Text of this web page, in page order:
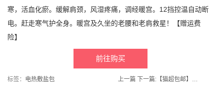
寒，活血化瘀。缓解肩颈，风湿疼痛，调经暖宫。12挡控温自动断
电。赶走寒气护全身。暖宫及久坐的老腰和老肩救星！【赠运费
险】
前往购买
标签： 电热敷盐包 上一篇 下一篇: 【猫超包邮】超能洗洁精离子去油1kg*3瓶